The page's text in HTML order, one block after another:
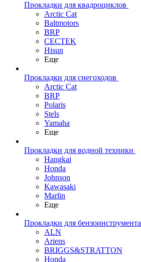
Прокладки для квадроциклов
Arctic Cat
Baltmotors
BRP
CECTEK
Hisun
Еще
Прокладки для снегоходов
Arctic Cat
BRP
Polaris
Stels
Yamaha
Еще
Прокладки для водной техники
Hangkai
Honda
Johnson
Kawasaki
Marlin
Еще
Прокладки для бензоинструмента
ALN
Ariens
BRIGGS&STRATTON
Honda